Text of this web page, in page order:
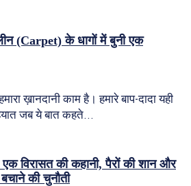
(Carpet) के धागों में बुनी एक
ख़ानदानी काम है। हमारे बाप-दादा यही
जब ये बात कहते...
विरासत की कहानी, पैरों की शान और
बचाने की चुनौती